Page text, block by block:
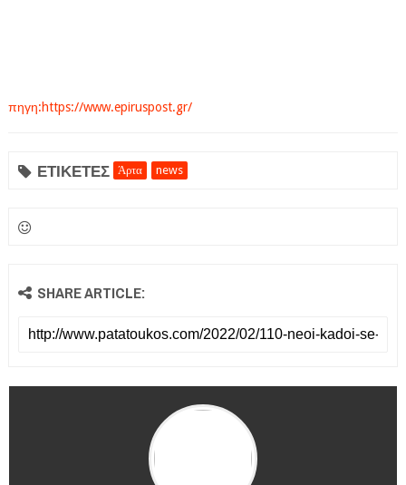
πηγη:https://www.epiruspost.gr/
ΕΤΙΚΕΤΕΣ Άρτα news
SHARE ARTICLE: